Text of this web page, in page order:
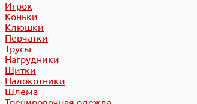
Игрок
Коньки
Клюшки
Перчатки
Трусы
Нагрудники
Щитки
Налокотники
Шлема